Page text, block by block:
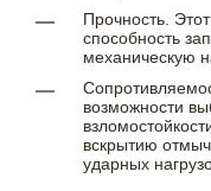
Прочность.
способность
механическую
возможности
вскрытию
ударных